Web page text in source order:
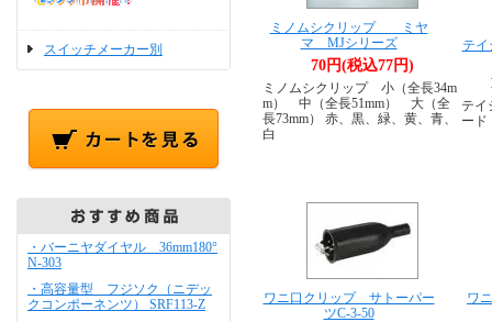
スイッチメーカー別
・バーニヤダイヤル 36mm180°
N-303
・高容量型 フジソク（ニデッ
クコンポーネンツ） SRF113-Z
ミノムシクリップ ミヤ
マ MJシリーズ
70円(税込77円)
ミノムシクリップ 小（全長34m
m） 中（全長51mm） 大（全
長73mm） 赤、黒、緑、黄、青、
白
テ
テ
ー
ワニ口クリップ サトーパー
ツC-3-50
ワ